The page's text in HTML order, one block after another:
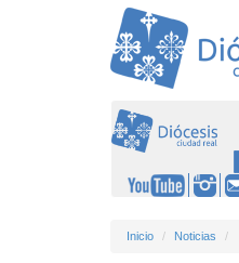
Inicio Noticias